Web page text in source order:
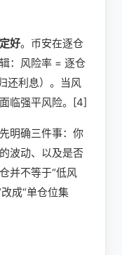
好。币安在逐仓
：风险率 = 逐仓
还利息）。当风
临强平风险。[4]
明确三件事：你
波动、以及是否
并不等于“低风
成“单仓位集